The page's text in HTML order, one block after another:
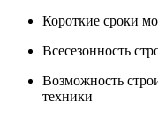
Короткие сроки
Всесезонность
Возможность
техники